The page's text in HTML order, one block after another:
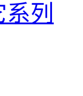
列